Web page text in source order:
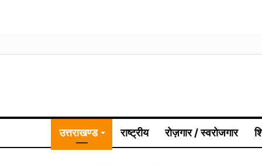
उत्तराखण्ड राष्ट्रीय रोज़गार / स्वरोजगार